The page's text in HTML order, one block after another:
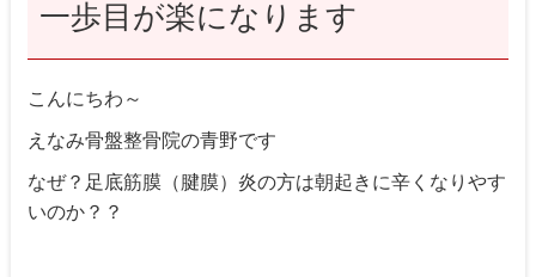
一歩目が楽になります
こんにちわ～
えなみ骨盤整骨院の青野です
なぜ？足底筋膜（腱膜）炎の方は朝起きに辛くなりやす
いのか？？